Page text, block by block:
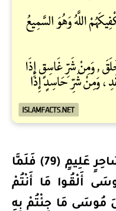
وَقَالَ فِرْعَوْنُ ائْتُونِي بِكُلِ سَاحِرٍ عَلِيمٍ (79) فَلَمَّا
أَلْقُـوا مَا أَنْتُمْ
قَالَ مُوسَى مَا جِئْتُمْ بِهِ